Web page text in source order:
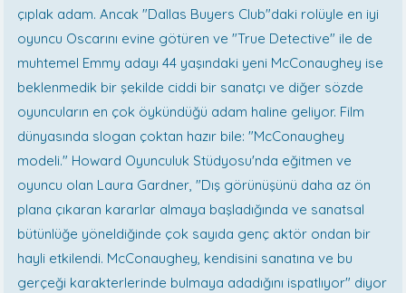
çıplak adam. Ancak "Dallas Buyers Club"daki rolüyle en iyi
oyuncu Oscarını evine götüren ve "True Detective" ile de
muhtemel Emmy adayı 44 yaşındaki yeni McConaughey ise
beklenmedik bir şekilde ciddi bir sanatçı ve diğer sözde
oyuncuların en çok öykündüğü adam haline geliyor. Film
dünyasında slogan çoktan hazır bile: "McConaughey
modeli." Howard Oyunculuk Stüdyosu'nda eğitmen ve
oyuncu olan Laura Gardner, "Dış görünüşünü daha az ön
plana çıkaran kararlar almaya başladığında ve sanatsal
bütünlüğe yöneldiğinde çok sayıda genç aktör ondan bir
hayli etkilendi. McConaughey, kendisini sanatına ve bu
gerçeği karakterlerinde bulmaya adadığını ispatlıyor" diyor